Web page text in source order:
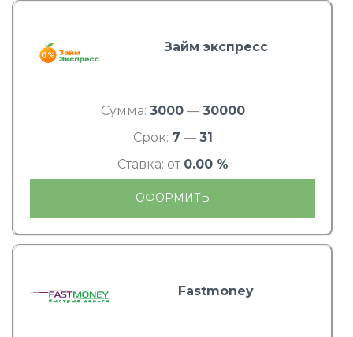
Займ экспресс
Сумма: 3000— 30000
Срок: 7 — 31
Ставка: от 0.00 %
ОФОРМИТЬ
Fastmoney